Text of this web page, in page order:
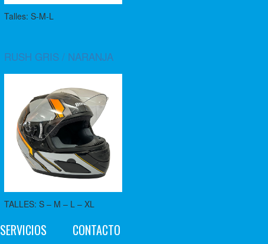
Talles: S-M-L
RUSH GRIS / NARANJA
TALLES: S – M – L – XL
SERVICIOS CONTACTO